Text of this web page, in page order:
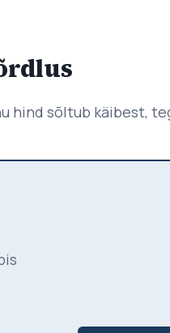
hind sõltub käibest,